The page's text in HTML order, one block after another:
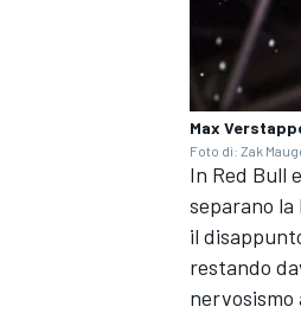
Max
Foto di: Zak
In Red Bull
separano
il
restando